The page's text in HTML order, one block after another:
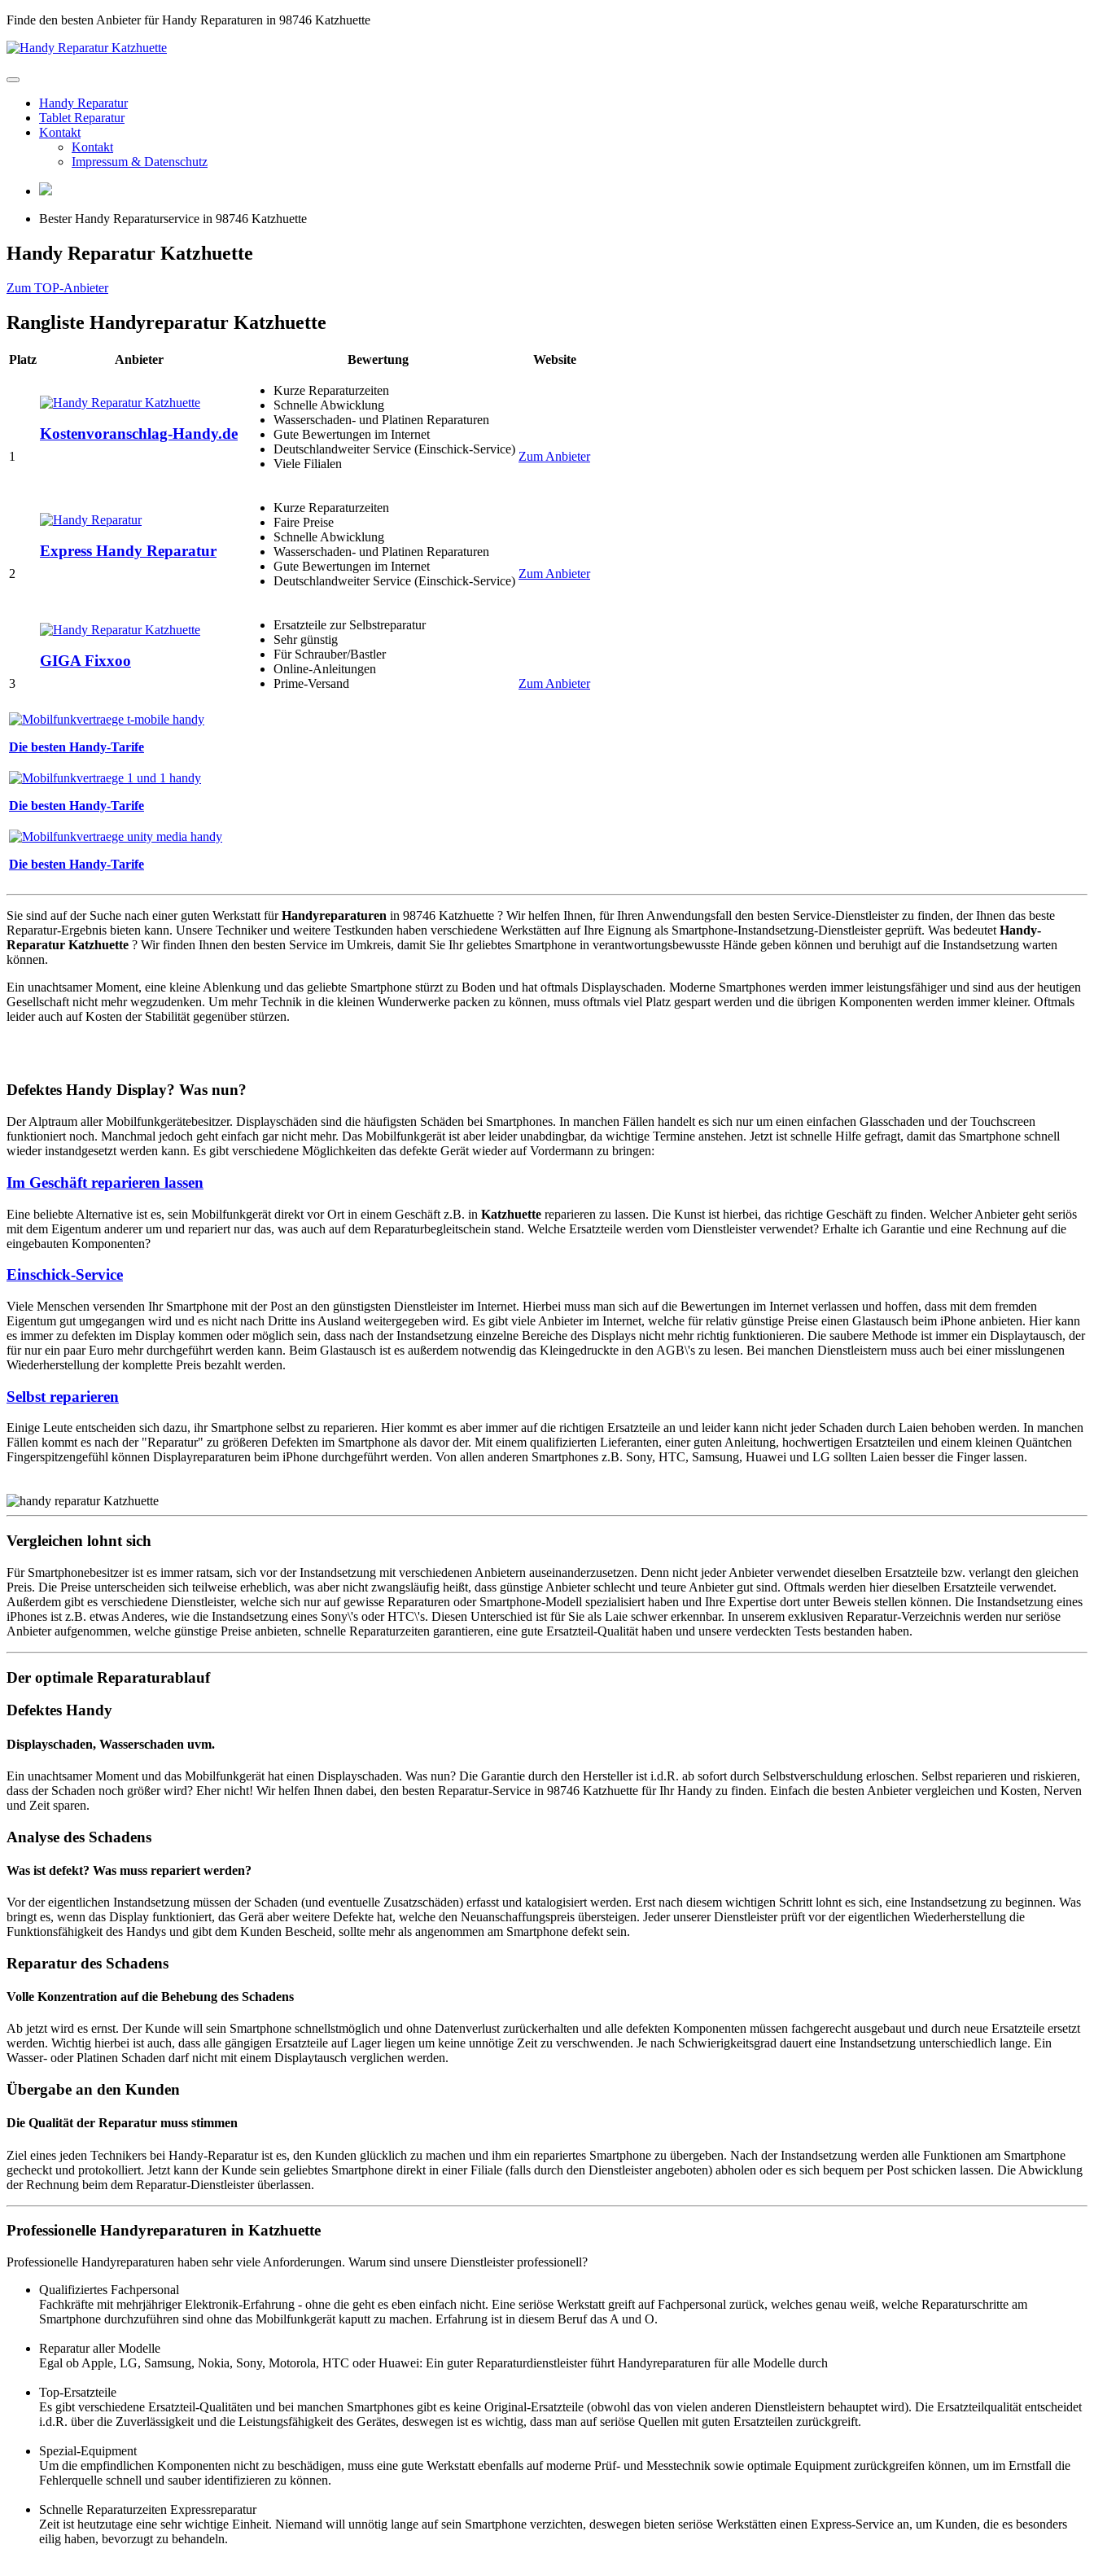
Finde den besten Anbieter für Handy Reparaturen in 98746 Katzhuette
Handy Reparatur
Tablet Reparatur
Kontakt
Kontakt
Impressum & Datenschutz
Bester Handy Reparaturservice in 98746 Katzhuette
Handy Reparatur Katzhuette
Zum TOP-Anbieter
Rangliste Handyreparatur Katzhuette
Platz Anbieter Bewertung Website
1
Kostenvoranschlag-Handy.de
Kurze Reparaturzeiten
Schnelle Abwicklung
Wasserschaden- und Platinen Reparaturen
Gute Bewertungen im Internet
Deutschlandweiter Service (Einschick-Service)
Viele Filialen
Zum Anbieter
2
Express Handy Reparatur
Kurze Reparaturzeiten
Faire Preise
Schnelle Abwicklung
Wasserschaden- und Platinen Reparaturen
Gute Bewertungen im Internet
Deutschlandweiter Service (Einschick-Service)
Zum Anbieter
3
GIGA Fixxoo
Ersatzteile zur Selbstreparatur
Sehr günstig
Für Schrauber/Bastler
Online-Anleitungen
Prime-Versand
Zum Anbieter
Die besten Handy-Tarife
Die besten Handy-Tarife
Die besten Handy-Tarife
Sie sind auf der Suche nach einer guten Werkstatt fürHandyreparaturen in 98746 Katzhuette ? Wir helfen Ihnen, für Ihren Anwendungsfall den besten Service-Dienstleister zu finden, der Ihnen das beste
Reparatur-Ergebnis bieten kann. Unsere Techniker und weitere Testkunden haben verschiedene Werkstätten auf Ihre Eignung als Smartphone-Instandsetzung-Dienstleister geprüft. Was bedeutet Handy-
Reparatur Katzhuette ? Wir finden Ihnen den besten Service im Umkreis, damit Sie Ihr geliebtes Smartphone in verantwortungsbewusste Hände geben können und beruhigt auf die Instandsetzung warten
können.
Ein unachtsamer Moment, eine kleine Ablenkung und das geliebte Smartphone stürzt zu Boden und hat oftmals Displayschaden. Moderne Smartphones werden immer leistungsfähiger und sind aus der heutigen
Gesellschaft nicht mehr wegzudenken. Um mehr Technik in die kleinen Wunderwerke packen zu können, muss oftmals viel Platz gespart werden und die übrigen Komponenten werden immer kleiner. Oftmals
leider auch auf Kosten der Stabilität gegenüber stürzen.
Defektes Handy Display? Was nun?
Der Alptraum aller Mobilfunkgerätebesitzer. Displayschäden sind die häufigsten Schäden bei Smartphones. In manchen Fällen handelt es sich nur um einen einfachen Glasschaden und der Touchscreen
funktioniert noch. Manchmal jedoch geht einfach gar nicht mehr. Das Mobilfunkgerät ist aber leider unabdingbar, da wichtige Termine anstehen. Jetzt ist schnelle Hilfe gefragt, damit das Smartphone schnell
wieder instandgesetzt werden kann. Es gibt verschiedene Möglichkeiten das defekte Gerät wieder auf Vordermann zu bringen:
Im Geschäft reparieren lassen
Eine beliebte Alternative ist es, sein Mobilfunkgerät direkt vor Ort in einem Geschäft z.B. in Katzhuette reparieren zu lassen. Die Kunst ist hierbei, das richtige Geschäft zu finden. Welcher Anbieter geht seriös
mit dem Eigentum anderer um und repariert nur das, was auch auf dem Reparaturbegleitschein stand. Welche Ersatzteile werden vom Dienstleister verwendet? Erhalte ich Garantie und eine Rechnung auf die
eingebauten Komponenten?
Einschick-Service
Viele Menschen versenden Ihr Smartphone mit der Post an den günstigsten Dienstleister im Internet. Hierbei muss man sich auf die Bewertungen im Internet verlassen und hoffen, dass mit dem fremden
Eigentum gut umgegangen wird und es nicht nach Dritte ins Ausland weitergegeben wird. Es gibt viele Anbieter im Internet, welche für relativ günstige Preise einen Glastausch beim iPhone anbieten. Hier kann
es immer zu defekten im Display kommen oder möglich sein, dass nach der Instandsetzung einzelne Bereiche des Displays nicht mehr richtig funktionieren. Die saubere Methode ist immer ein Displaytausch, der
für nur ein paar Euro mehr durchgeführt werden kann. Beim Glastausch ist es außerdem notwendig das Kleingedruckte in den AGB\'s zu lesen. Bei manchen Dienstleistern muss auch bei einer misslungenen
Wiederherstellung der komplette Preis bezahlt werden.
Selbst reparieren
Einige Leute entscheiden sich dazu, ihr Smartphone selbst zu reparieren. Hier kommt es aber immer auf die richtigen Ersatzteile an und leider kann nicht jeder Schaden durch Laien behoben werden. In manchen
Fällen kommt es nach der "Reparatur" zu größeren Defekten im Smartphone als davor der. Mit einem qualifizierten Lieferanten, einer guten Anleitung, hochwertigen Ersatzteilen und einem kleinen Quäntchen
Fingerspitzengefühl können Displayreparaturen beim iPhone durchgeführt werden. Von allen anderen Smartphones z.B. Sony, HTC, Samsung, Huawei und LG sollten Laien besser die Finger lassen.
Vergleichen lohnt sich
Für Smartphonebesitzer ist es immer ratsam, sich vor der Instandsetzung mit verschiedenen Anbietern auseinanderzusetzen. Denn nicht jeder Anbieter verwendet dieselben Ersatzteile bzw. verlangt den gleichen
Preis. Die Preise unterscheiden sich teilweise erheblich, was aber nicht zwangsläufig heißt, dass günstige Anbieter schlecht und teure Anbieter gut sind. Oftmals werden hier dieselben Ersatzteile verwendet.
Außerdem gibt es verschiedene Dienstleister, welche sich nur auf gewisse Reparaturen oder Smartphone-Modell spezialisiert haben und Ihre Expertise dort unter Beweis stellen können. Die Instandsetzung eines
iPhones ist z.B. etwas Anderes, wie die Instandsetzung eines Sony\'s oder HTC\'s. Diesen Unterschied ist für Sie als Laie schwer erkennbar. In unserem exklusiven Reparatur-Verzeichnis werden nur seriöse
Anbieter aufgenommen, welche günstige Preise anbieten, schnelle Reparaturzeiten garantieren, eine gute Ersatzteil-Qualität haben und unsere verdeckten Tests bestanden haben.
Der optimale Reparaturablauf
Defektes Handy
Displayschaden, Wasserschaden uvm.
Ein unachtsamer Moment und das Mobilfunkgerät hat einen Displayschaden. Was nun? Die Garantie durch den Hersteller ist i.d.R. ab sofort durch Selbstverschuldung erloschen. Selbst reparieren und riskieren,
dass der Schaden noch größer wird? Eher nicht! Wir helfen Ihnen dabei, den besten Reparatur-Service in 98746 Katzhuette für Ihr Handy zu finden. Einfach die besten Anbieter vergleichen und Kosten, Nerven
und Zeit sparen.
Analyse des Schadens
Was ist defekt? Was muss repariert werden?
Vor der eigentlichen Instandsetzung müssen der Schaden (und eventuelle Zusatzschäden) erfasst und katalogisiert werden. Erst nach diesem wichtigen Schritt lohnt es sich, eine Instandsetzung zu beginnen. Was
bringt es, wenn das Display funktioniert, das Gerä aber weitere Defekte hat, welche den Neuanschaffungspreis übersteigen. Jeder unserer Dienstleister prüft vor der eigentlichen Wiederherstellung die
Funktionsfähigkeit des Handys und gibt dem Kunden Bescheid, sollte mehr als angenommen am Smartphone defekt sein.
Reparatur des Schadens
Volle Konzentration auf die Behebung des Schadens
Ab jetzt wird es ernst. Der Kunde will sein Smartphone schnellstmöglich und ohne Datenverlust zurückerhalten und alle defekten Komponenten müssen fachgerecht ausgebaut und durch neue Ersatzteile ersetzt
werden. Wichtig hierbei ist auch, dass alle gängigen Ersatzteile auf Lager liegen um keine unnötige Zeit zu verschwenden. Je nach Schwierigkeitsgrad dauert eine Instandsetzung unterschiedlich lange. Ein
Wasser- oder Platinen Schaden darf nicht mit einem Displaytausch verglichen werden.
Übergabe an den Kunden
Die Qualität der Reparatur muss stimmen
Ziel eines jeden Technikers bei Handy-Reparatur ist es, den Kunden glücklich zu machen und ihm ein repariertes Smartphone zu übergeben. Nach der Instandsetzung werden alle Funktionen am Smartphone
gecheckt und protokolliert. Jetzt kann der Kunde sein geliebtes Smartphone direkt in einer Filiale (falls durch den Dienstleister angeboten) abholen oder es sich bequem per Post schicken lassen. Die Abwicklung
der Rechnung beim dem Reparatur-Dienstleister überlassen.
Professionelle Handyreparaturen in Katzhuette
Professionelle Handyreparaturen haben sehr viele Anforderungen. Warum sind unsere Dienstleister professionell?
Qualifiziertes Fachpersonal
Fachkräfte mit mehrjähriger Elektronik-Erfahrung - ohne die geht es eben einfach nicht. Eine seriöse Werkstatt greift auf Fachpersonal zurück, welches genau weiß, welche Reparaturschritte am
Smartphone durchzuführen sind ohne das Mobilfunkgerät kaputt zu machen. Erfahrung ist in diesem Beruf das A und O.
Reparatur aller Modelle
Egal ob Apple, LG, Samsung, Nokia, Sony, Motorola, HTC oder Huawei: Ein guter Reparaturdienstleister führt Handyreparaturen für alle Modelle durch
Top-Ersatzteile
Es gibt verschiedene Ersatzteil-Qualitäten und bei manchen Smartphones gibt es keine Original-Ersatzteile (obwohl das von vielen anderen Dienstleistern behauptet wird). Die Ersatzteilqualität entscheidet
i.d.R. über die Zuverlässigkeit und die Leistungsfähigkeit des Gerätes, deswegen ist es wichtig, dass man auf seriöse Quellen mit guten Ersatzteilen zurückgreift.
Spezial-Equipment
Um die empfindlichen Komponenten nicht zu beschädigen, muss eine gute Werkstatt ebenfalls auf moderne Prüf- und Messtechnik sowie optimale Equipment zurückgreifen können, um im Ernstfall die
Fehlerquelle schnell und sauber identifizieren zu können.
Schnelle Reparaturzeiten Expressreparatur
Zeit ist heutzutage eine sehr wichtige Einheit. Niemand will unnötig lange auf sein Smartphone verzichten, deswegen bieten seriöse Werkstätten einen Express-Service an, um Kunden, die es besonders
eilig haben, bevorzugt zu behandeln.